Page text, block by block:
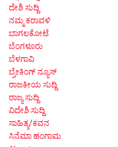
ದೇಶಿ ಸುದ್ದಿ
ನಮ್ಮ ಕರಾವಳಿ
ಬಾಗಲಕೋಟೆ
ಬೆಂಗಳೂರು
ಬೆಳಗಾವಿ
ಬ್ರೇಕಿಂಗ್ ನ್ಯೂಸ್
ರಾಜಕೀಯ ಸುದ್ದಿ
ರಾಜ್ಯ ಸುದ್ದಿ
ವಿದೇಶಿ ಸುದ್ದಿ
ಸಾಹಿತ್ಯ/ಕವನ
ಸಿನೆಮಾ ಹಂಗಾಮ